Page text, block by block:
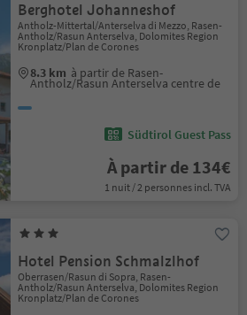
Berghotel Johanneshof
Antholz-Mittertal/Anterselva di Mezzo, Rasen-
Antholz/Rasun Anterselva, Dolomites Region
Kronplatz/Plan de Corones
8.3 km à partir de Rasen-
Antholz/Rasun Anterselva centre de
Südtirol Guest Pass
À partir de 134€
1 nuit / 2 personnes incl. TVA
Hotel Pension Schmalzlhof
Oberrasen/Rasun di Sopra, Rasen-
Antholz/Rasun Anterselva, Dolomites Region
Kronplatz/Plan de Corones